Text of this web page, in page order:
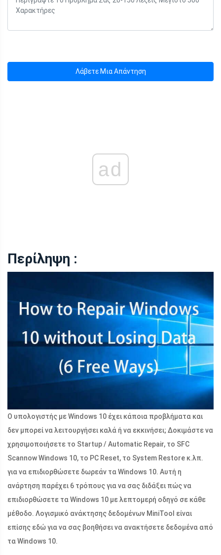
Λάβετε Μια Απάντηση
ad
Περίληψη :
Ο υπολογιστής με Windows 10 έχει κάποια προβλήματα και
δεν μπορεί να λειτουργήσει καλά ή να εκκινήσει; Δοκιμάστε να
χρησιμοποιήσετε το Startup / Automatic Repair, το SFC
Scannow Windows 10, το PC Reset, το System Restore κ.λπ.
για να επιδιορθώσετε δωρεάν τα Windows 10. Αυτή η
ανάρτηση παρέχει 6 τρόπους για να σας διδάξει πώς να
επιδιορθώσετε τα Windows 10 με λεπτομερή οδηγό σε κάθε
μέθοδο. Λογισμικό ανάκτησης δεδομένων MiniTool είναι
επίσης εδώ για να σας βοηθήσει να ανακτήσετε δεδομένα από
τα Windows 10.